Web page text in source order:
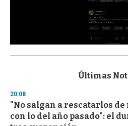
s
d
s
o
f
Últimas
20:08
"No salgan a rescatarlos de
con lo del año pasado": el